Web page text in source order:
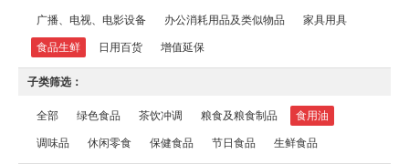
广播、电视、电影设备 办公消耗用品及类似物品 家具用具
食品生鲜 日用百货 增值延保
子类筛选：
全部 绿色食品 茶饮冲调 粮食及粮食制品 食用油
调味品 休闲零食 保健食品 节日食品 生鲜食品